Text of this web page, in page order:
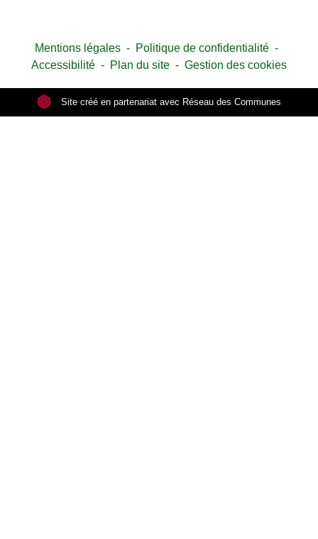
Mentions légales - Politique de confidentialité -
Accessibilité - Plan du site - Gestion des cookies
Site créé en partenariat avec Réseau des Communes